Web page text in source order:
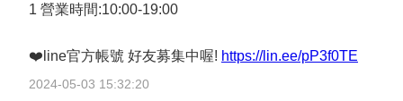
1 營業時間:10:00-19:00
❤️line官方帳號 好友募集中喔! https://lin.ee/pP3f0TE
2024-05-03 15:32:20